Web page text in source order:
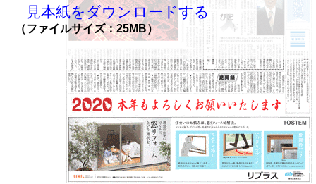
見本紙をダウンロードする
（ファイルサイズ：25MB）